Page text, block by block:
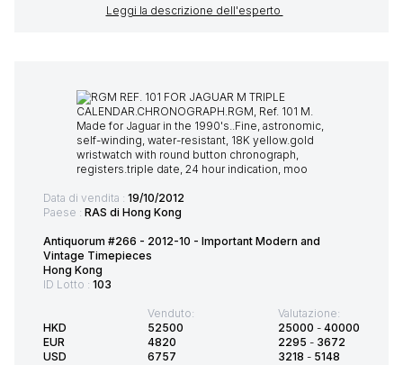
Leggi la descrizione dell'esperto
Data di vendita : 19/10/2012
Paese : RAS di Hong Kong
Antiquorum #266 - 2012-10 - Important Modern and
Vintage Timepieces
Hong Kong
ID Lotto : 103
HKD
EUR
USD
Venduto:
52500
4820
6757
Valutazione:
25000 - 40000
2295 - 3672
3218 - 5148